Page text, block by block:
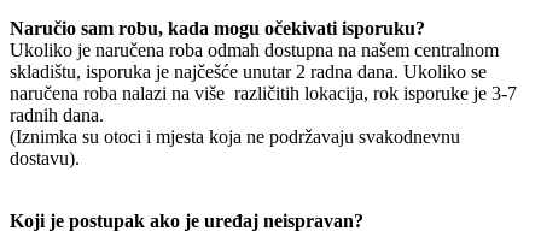
Naručio sam robu, kada mogu očekivati isporuku?
Ukoliko je naručena roba odmah dostupna na našem centralnom
skladištu, isporuka je najčešće unutar 2 radna dana. Ukoliko se
naručena roba nalazi na više različitih lokacija, rok isporuke je 3-7
radnih dana.
(Iznimka su otoci i mjesta koja ne podržavaju svakodnevnu
dostavu).
Koji je postupak ako je uređaj neispravan?